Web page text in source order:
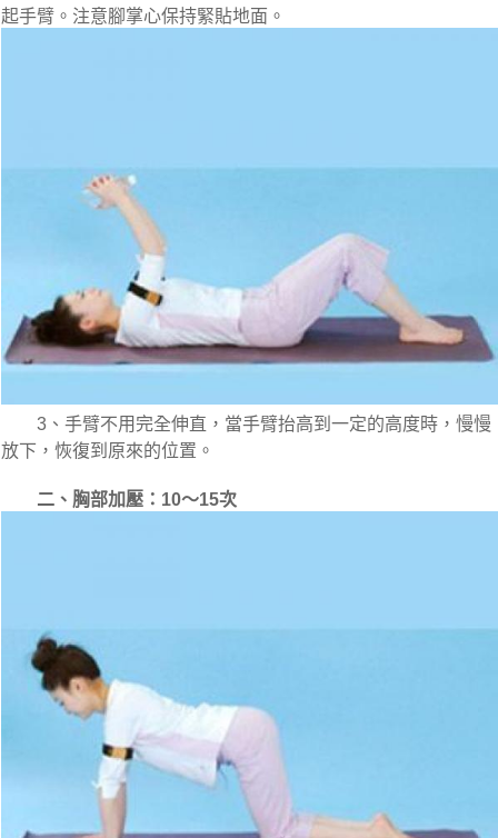
起手臂。注意腳掌心保持緊貼地面。
3、手臂不用完全伸直，當手臂抬高到一定的高度時，慢慢
放下，恢復到原來的位置。
二、胸部加壓：10～15次